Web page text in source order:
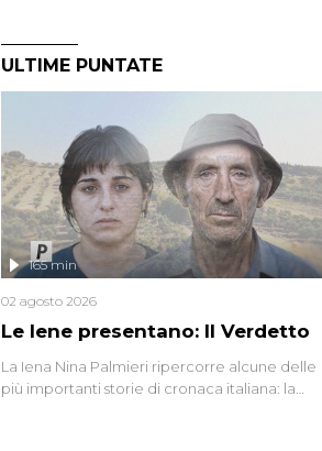
ULTIME PUNTATE
Le Iene presentano: Il Verdetto
165 min
02 agosto 2026
La Iena Nina Palmieri ripercorre alcune delle
più importanti storie di cronaca italiana: la